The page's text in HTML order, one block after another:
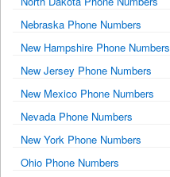
Nebraska Phone Numbers
New Hampshire Phone Numbers
New Jersey Phone Numbers
New Mexico Phone Numbers
Nevada Phone Numbers
New York Phone Numbers
Ohio Phone Numbers